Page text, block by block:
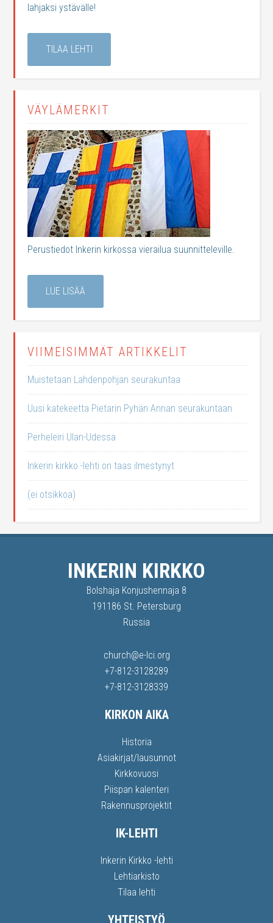
lahjaksi ystävälle!
TILAA LEHTI
VÄYLÄMERKIT
Perustiedot Inkerin kirkossa vierailua suunnitteleville.
LUE LISÄÄ
VIIMEISIMMÄT ARTIKKELIT
Muistetaan Lahdenpohjan seurakuntaa
Uusi katekeetta Pietarin Pyhän Annan seurakuntaan
Perheleiri Ulan-Udessa
Inkerin kirkko -lehti on taas ilmestynyt
(ei otsikkoa)
INKERIN KIRKKO
Bolshaja Konjushennaja 8
191186 St. Petersburg
Russia
church@e-lci.org
+7-812-3128289
+7-812-3128339
KIRKON AIKA
Historia
Asiakirjat/lausunnot
Kirkkovuosi
Piispan kalenteri
Rakennusprojektit
IK-LEHTI
Inkerin Kirkko -lehti
Lehtiarkisto
Tilaa lehti
YHTEISTYÖ